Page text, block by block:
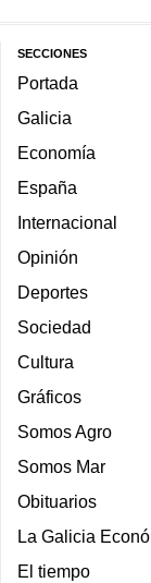
SECCIONES
Portada
Galicia
Economía
España
Internacional
Opinión
Deportes
Sociedad
Cultura
Gráficos
Somos Agro
Somos Mar
Obituarios
La Galicia
El tiempo